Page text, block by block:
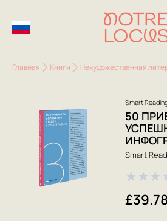
Главная Книги Нехудожественная
Smart
50
Smart
★★★
£39.78